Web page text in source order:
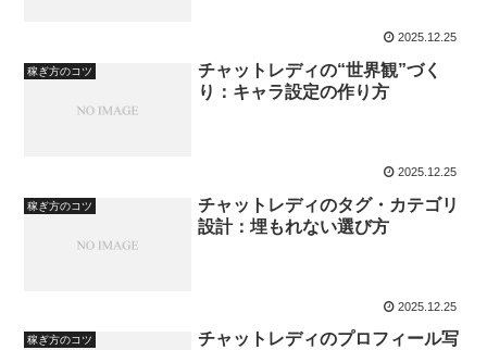
2025.12.25
稼ぎ方のコツ
チャットレディの“世界観”づく
り：キャラ設定の作り方
2025.12.25
稼ぎ方のコツ
チャットレディのタグ・カテゴリ
設計：埋もれない選び方
2025.12.25
稼ぎ方のコツ
チャットレディのプロフィール写